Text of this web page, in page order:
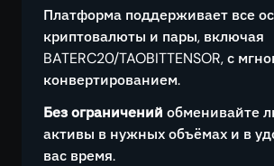
Платформа поддерживает все
криптовалюты и пары, включая
BATERC20/TAOBITTENSOR, с
конвертированием.
Без ограничений обменивайте
активы в нужных объёмах и в
вас время.